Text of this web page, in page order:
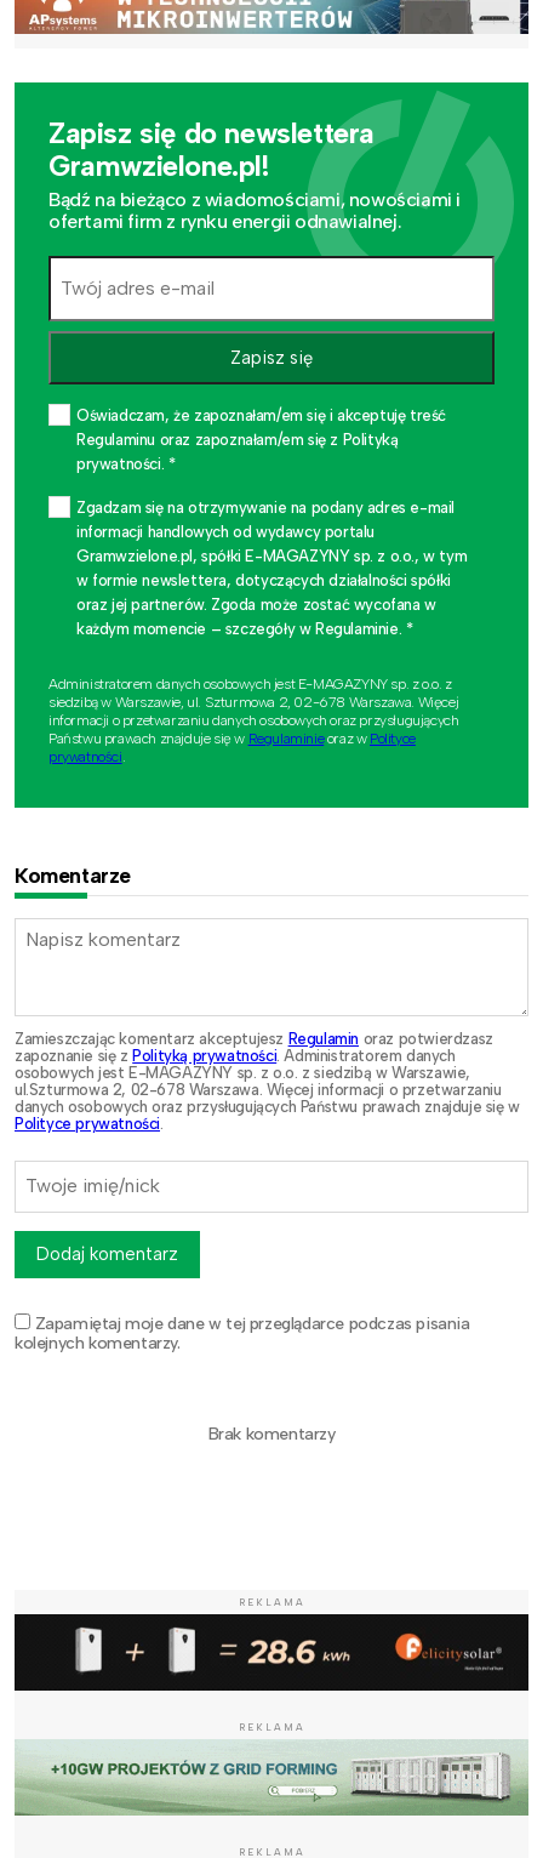
Zapisz się do newslettera
Gramwzielone.pl!
Bądź na bieżąco z wiadomościami, nowościami i
ofertami firm z rynku energii odnawialnej.
Zapisz się
Oświadczam, że zapoznałam/em się i akceptuję treść
Regulaminu oraz zapoznałam/em się z Polityką
prywatności. *
Zgadzam się na otrzymywanie na podany adres e-mail
informacji handlowych od wydawcy portalu
Gramwzielone.pl, spółki E-MAGAZYNY sp. z o.o., w tym
w formie newslettera, dotyczących działalności spółki
oraz jej partnerów. Zgoda może zostać wycofana w
każdym momencie – szczegóły w Regulaminie. *
Administratorem danych osobowych jest E-MAGAZYNY sp. z o.o. z
siedzibą w Warszawie, ul. Szturmowa 2, 02-678 Warszawa. Więcej
informacji o przetwarzaniu danych osobowych oraz przysługujących
Państwu prawach znajduje się w Regulaminieoraz w Polityce
prywatności.
Komentarze
Zamieszczając komentarz akceptujesz Regulamin oraz potwierdzasz
zapoznanie się z Polityką prywatności . Administratorem danych
osobowych jest E-MAGAZYNY sp. z o.o. z siedzibą w Warszawie,
ul.Szturmowa 2, 02-678 Warszawa. Więcej informacji o przetwarzaniu
danych osobowych oraz przysługujących Państwu prawach znajduje się w
Polityce prywatności
Zapamiętaj moje dane w tej przeglądarce podczas pisania
kolejnych komentarzy.
Dodaj komentarz
Brak komentarzy
REKLAMA
REKLAMA
REKLAMA